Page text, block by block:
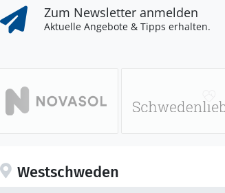
Zum Newsletter anmelden
Aktuelle Angebote & Tipps erhalten.
Westschweden